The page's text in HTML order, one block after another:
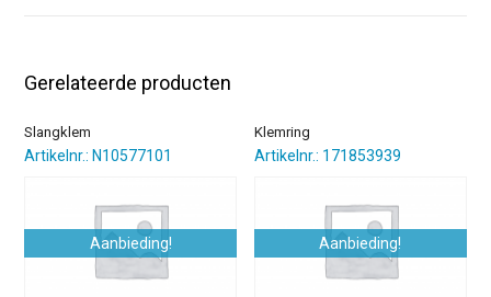
Gerelateerde producten
Slangklem
Artikelnr.: N10577101
Aanbieding!
Klemring
Artikelnr.: 171853939
Aanbieding!